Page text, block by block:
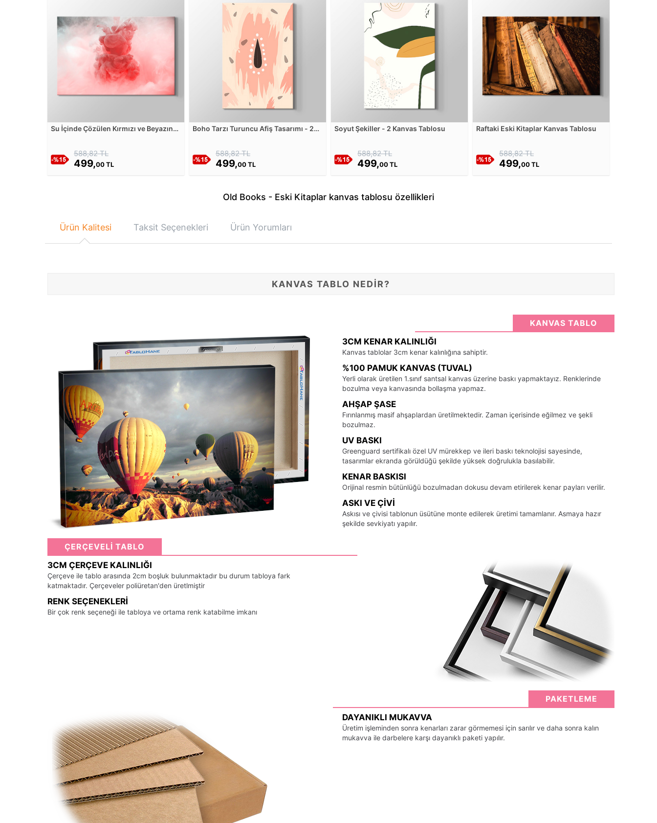
Su İçinde Çözülen Kırmızı ve Beyazın
588,82 TL
499,00 TL
Boho Tarzı Turuncu Afiş Tasarımı - 2
588,82 TL
499,00 TL
Soyut Şekiller - 2 Kanvas Tablosu
588,82 TL
499,00 TL
Raftaki Eski Kitaplar Kanvas Tablosu
588,82 TL
499,00 TL
Old Books - Eski Kitaplar kanvas tablosu özellikleri
Ürün Kalitesi Taksit Seçenekleri Ürün Yorumları
KANVAS TABLO NEDİR?
KANVAS TABLO
3CM KENAR KALINLIĞI
Kanvas tablolar 3cm kenar kalınlığına sahiptir.
%100 PAMUK KANVAS (TUVAL)
Yerli olarak üretilen 1.sınıf santsal kanvas üzerine baskı yapmaktayız. Renklerinde
bozulma veya kanvasında bollaşma yapmaz.
AHŞAP ŞASE
Fırınlanmış masif ahşaplardan üretilmektedir. Zaman içerisinde eğilmez ve şekli
bozulmaz.
UV BASKI
Greenguard sertifikalı özel UV mürekkep ve ileri baskı teknolojisi sayesinde,
tasarımlar ekranda görüldüğü şekilde yüksek doğrulukla basılabilir.
KENAR BASKISI
Orijinal resmin bütünlüğü bozulmadan dokusu devam etirilerek kenar payları verilir.
ASKI VE ÇIVI
Askısı ve çivisi tablonun üsütüne monte edilerek üretimi tamamlanır. Asmaya hazır
şekilde sevkiyatı yapılır.
ÇERÇEVELİ TABLO
3CM ÇERÇEVE KALINLIĞI
Çerçeve ile tablo arasında 2cm boşluk bulunmaktadır bu durum tabloya fark
katmaktadır. Çerçeveler poliüretan'den üretlmiştir
RENK SEÇENEKLERI
Bir çok renk seçeneği ile tabloya ve ortama renk katabilme imkanı
PAKETLEME
DAYANIKLI MUKAVVA
Üretim işleminden sonra kenarları zarar görmemesi için sarılır ve daha sonra kalın
mukavva ile darbelere karşı dayanıklı paketi yapılır.